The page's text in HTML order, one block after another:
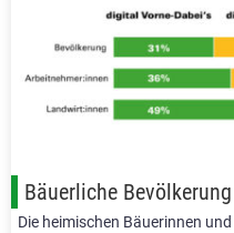
Bäuerliche
Die heimischen Bäuerinnen